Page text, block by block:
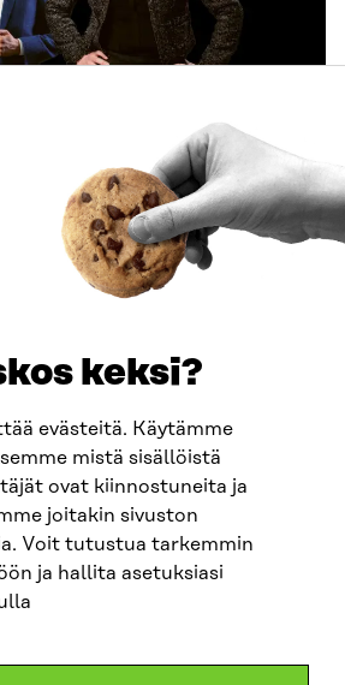
keksi?
evästeitä. Käytämme
mistä sisällöistä
ovat kiinnostuneita ja
joitakin sivuston
Voit tutustua tarkemmin
ja hallita asetuksiasi
ja käytännön pilotteja –
ekosysteemitilinpidon
havahtuu liian hitaasti